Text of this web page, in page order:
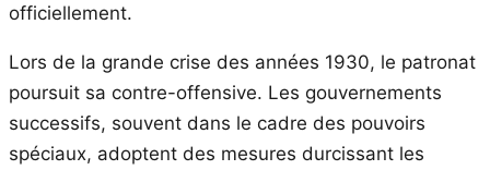
officiellement.
Lors de la grande crise des années 1930, le patronat
poursuit sa contre-offensive. Les gouvernements
successifs, souvent dans le cadre des pouvoirs
spéciaux, adoptent des mesures durcissant les